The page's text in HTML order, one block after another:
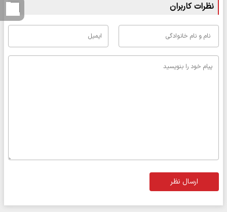
نظرات کاربران
ارسال نظر